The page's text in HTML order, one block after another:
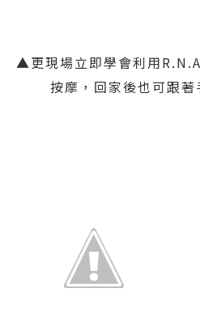
▲更現場立即學會利用
按摩，回家後也可跟